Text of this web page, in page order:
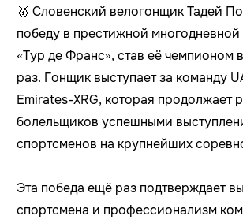
🥇 Словенский велогонщик Тадей
победу в престижной многодневной
«Тур де Франс», став её чемпионом
раз. Гонщик выступает за команду
Emirates-XRG, которая продолжает
болельщиков успешными
спортсменов на крупнейших
Эта победа ещё раз подтверждает
спортсмена и профессионализм